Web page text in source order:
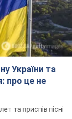
України та
про це не
та приспів пісні